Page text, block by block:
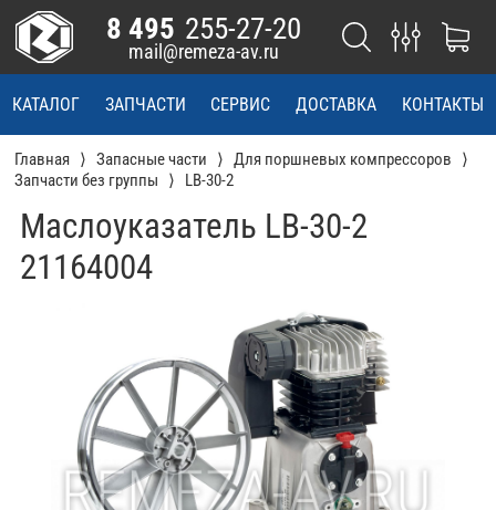
КАТАЛОГ ЗАПЧАСТИ СЕРВИС ДОСТАВКА КОНТАКТЫ
8 495 255-27-20
mail@remeza-av.ru
Главная Запасные части
Для поршневых компрессоров
Запчасти без группы
LB-30-2
Маслоуказатель LB-30-2
21164004